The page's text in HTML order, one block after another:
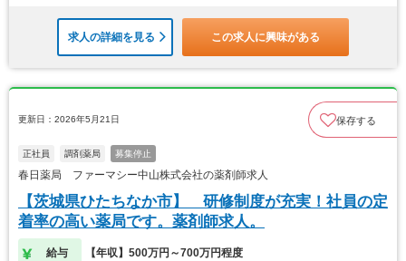
求人の詳細を見る この求人に興味がある
更新日：2026年5月21日 保存する
正社員 調剤薬局 募集停止
春日薬局 ファーマシー中山株式会社の薬剤師求人
【茨城県ひたちなか市】 研修制度が充実！社員の定
着率の高い薬局です。薬剤師求人。
給与 【年収】500万円～700万円程度